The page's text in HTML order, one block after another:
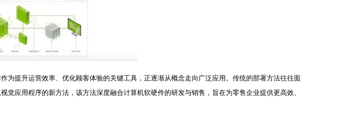
为提升运营效率、优化顾客体验的关键工具，正逐渐从概念走向广泛应用。传统的部署方法往往面
应用程序的新方法，该方法深度融合计算机软硬件的研发与销售，旨在为零售企业提供更高效、